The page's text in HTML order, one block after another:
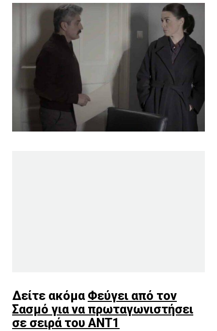
Δείτε ακόμα Φεύγει από τον
Σασμό για να πρωταγωνιστήσει
σε σειρά του ANT1